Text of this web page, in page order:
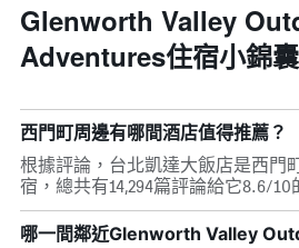
Glenworth Valley
Adventures住宿小錦囊
西門町周邊有哪間酒店值得推薦？
根據評論，台北凱達大飯店是西門
宿，總共有14,294篇評論給它8.6/10
哪一間鄰近Glenworth Valley